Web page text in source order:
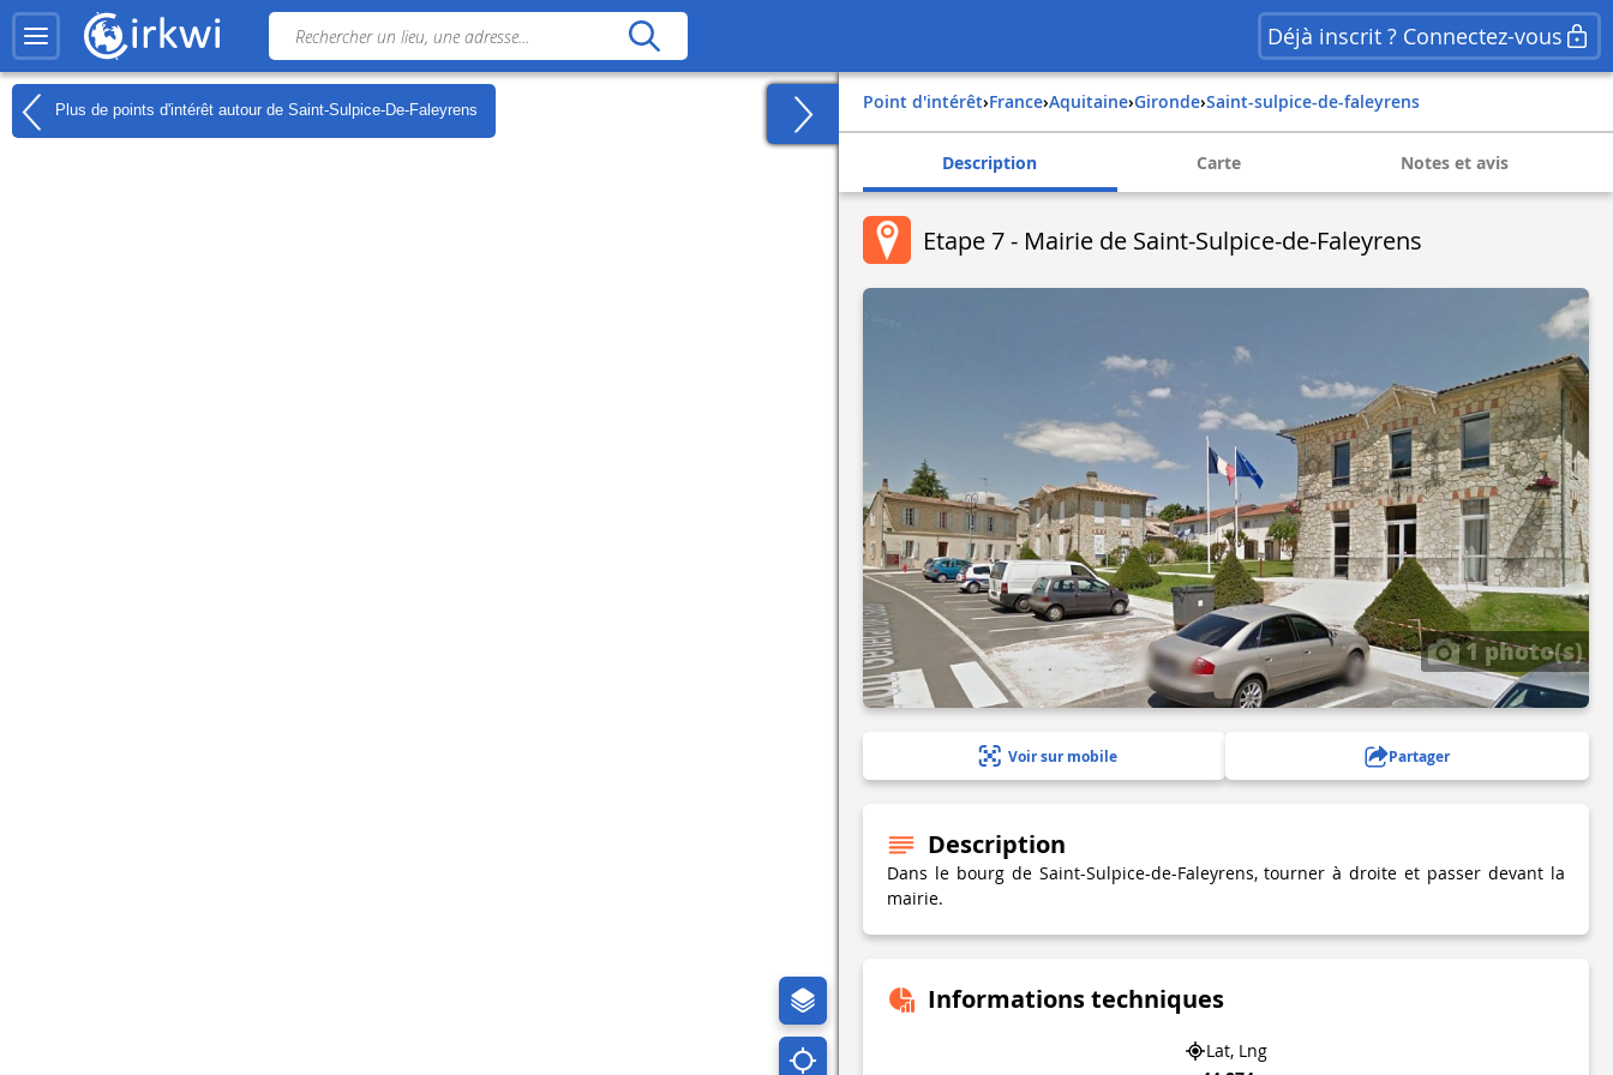
Déjà inscrit ? Connectez-vous
Plus de points d'intérêt autour de Saint-Sulpice-De-Faleyrens Point d'intérêt› france› aquitaine› gironde› saint-sulpice-de-faleyrens
Description Carte Notes et avis
Etape 7 - Mairie de Saint-Sulpice-de-Faleyrens
1 photo(s)
Voir sur mobile Partager
Description
Dans le bourg de Saint-Sulpice-de-Faleyrens, tourner à droite et passer devant la
mairie.
Informations techniques
Lat, Lng